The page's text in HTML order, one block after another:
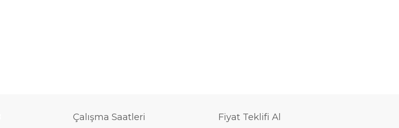
Çalışma Saatleri Fiyat Teklifi Al